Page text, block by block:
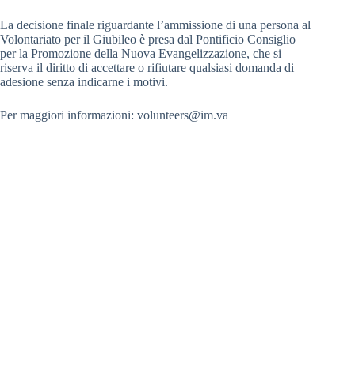
La decisione finale riguardante l’ammissione di una persona al
Volontariato per il Giubileo è presa dal Pontificio Consiglio
per la Promozione della Nuova Evangelizzazione, che si
riserva il diritto di accettare o rifiutare qualsiasi domanda di
adesione senza indicarne i motivi.
Per maggiori informazioni: volunteers@im.va